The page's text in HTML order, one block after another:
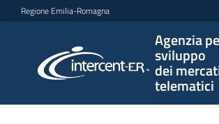
Vai al contenuto
Vai alla navigazione
Vai al footer
Regione Emilia-Romagna
Agenzia
sviluppo
dei
telematici
per lo
sviluppo